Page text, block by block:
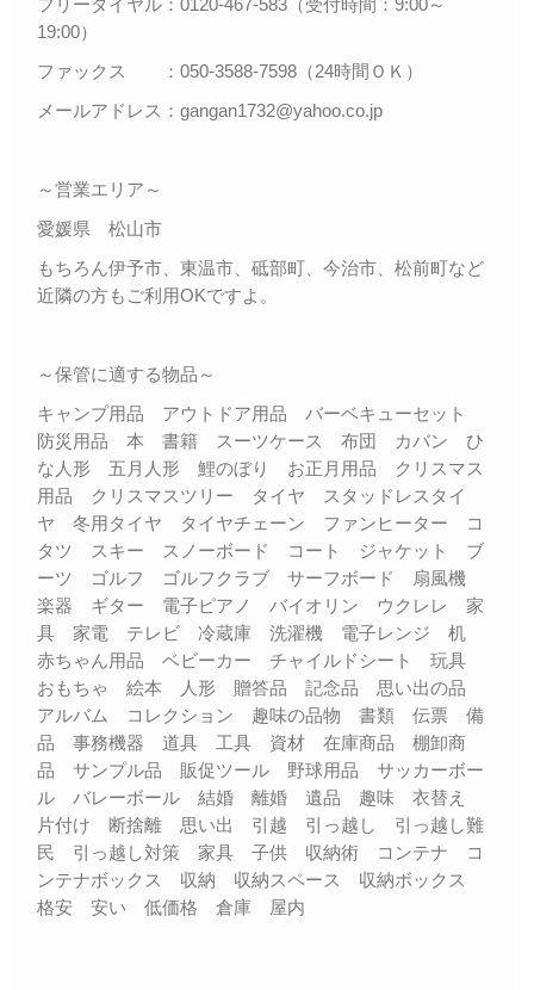
19:00）
ファックス ：050-3588-7598（24時間ＯＫ）
メールアドレス：gangan1732@yahoo.co.jp
～営業エリア～
愛媛県 松山市
もちろん伊予市、東温市、砥部町、今治市、松前町など
近隣の方もご利用OKですよ。
～保管に適する物品～
キャンプ用品 アウトドア用品 バーベキューセット
防災用品 本 書籍 スーツケース 布団 カバン ひ
な人形 五月人形 鯉のぼり お正月用品 クリスマス
用品 クリスマスツリー タイヤ スタッドレスタイ
ヤ 冬用タイヤ タイヤチェーン ファンヒーター コ
タツ スキー スノーボード コート ジャケット ブ
ーツ ゴルフ ゴルフクラブ サーフボード 扇風機
楽器 ギター 電子ピアノ バイオリン ウクレレ 家
具 家電 テレビ 冷蔵庫 洗濯機 電子レンジ 机
赤ちゃん用品 ベビーカー チャイルドシート 玩具
おもちゃ 絵本 人形 贈答品 記念品 思い出の品
アルバム コレクション 趣味の品物 書類 伝票 備
品 事務機器 道具 工具 資材 在庫商品 棚卸商
品 サンプル品 販促ツール 野球用品 サッカーボー
ル バレーボール 結婚 離婚 遺品 趣味 衣替え
片付け 断捨離 思い出 引越 引っ越し 引っ越し難
民 引っ越し対策 家具 子供 収納術 コンテナ コ
ンテナボックス 収納 収納スペース 収納ボックス
格安 安い 低価格 倉庫 屋内